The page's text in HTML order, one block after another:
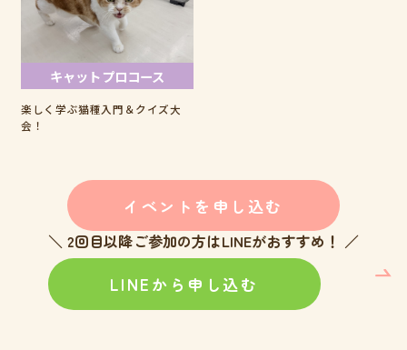
キャットプロコース
楽しく学ぶ猫種入門＆クイズ大
会！
イベントを申し込む
＼ 2回目以降ご参加の方はLINEがおすすめ！ ／
LINEから申し込む